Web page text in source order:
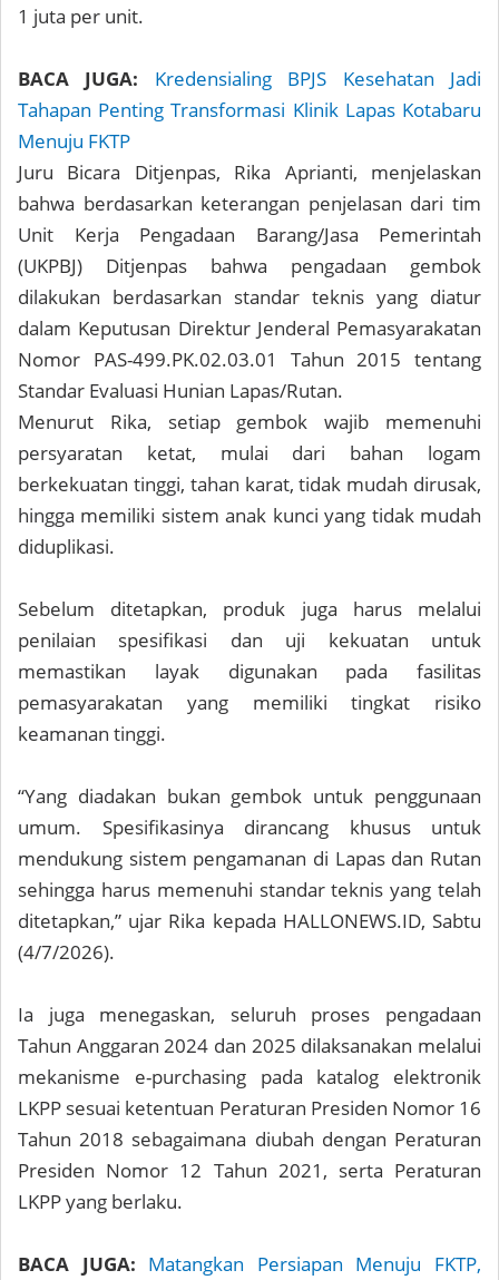
1 juta per unit.
BACA JUGA:
Kredensialing BPJS Kesehatan Jadi
Tahapan Penting Transformasi Klinik Lapas Kotabaru
Menuju FKTP
Juru Bicara Ditjenpas, Rika Aprianti, menjelaskan
bahwa berdasarkan keterangan penjelasan dari tim
Unit Kerja Pengadaan Barang/Jasa Pemerintah
(UKPBJ) Ditjenpas bahwa pengadaan gembok
dilakukan berdasarkan standar teknis yang diatur
dalam Keputusan Direktur Jenderal Pemasyarakatan
Nomor PAS-499.PK.02.03.01 Tahun 2015 tentang
Standar Evaluasi Hunian Lapas/Rutan.
Menurut Rika, setiap gembok wajib memenuhi
persyaratan ketat, mulai dari bahan logam
berkekuatan tinggi, tahan karat, tidak mudah dirusak,
hingga memiliki sistem anak kunci yang tidak mudah
diduplikasi.
Sebelum ditetapkan, produk juga harus melalui
penilaian spesifikasi dan uji kekuatan untuk
memastikan layak digunakan pada fasilitas
pemasyarakatan yang memiliki tingkat risiko
keamanan tinggi.
“Yang diadakan bukan gembok untuk penggunaan
umum. Spesifikasinya dirancang khusus untuk
mendukung sistem pengamanan di Lapas dan Rutan
sehingga harus memenuhi standar teknis yang telah
ditetapkan,” ujar Rika kepada HALLONEWS.ID, Sabtu
(4/7/2026).
Ia juga menegaskan, seluruh proses pengadaan
Tahun Anggaran 2024 dan 2025 dilaksanakan melalui
mekanisme e-purchasing pada katalog elektronik
LKPP sesuai ketentuan Peraturan Presiden Nomor 16
Tahun 2018 sebagaimana diubah dengan Peraturan
Presiden Nomor 12 Tahun 2021, serta Peraturan
LKPP yang berlaku.
BACA JUGA: Matangkan Persiapan Menuju FKTP,